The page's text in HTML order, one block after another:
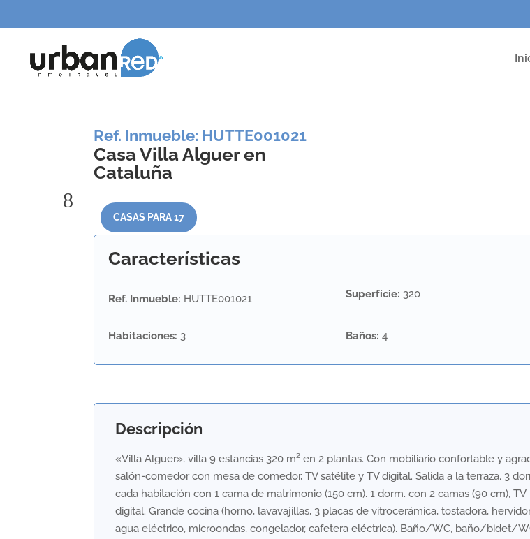
Ref. Inmueble: HUTTE001021
Casa Villa Alguer en
Cataluña
CASAS PARA 17
Características
Ref. Inmueble: HUTTE001021 Superfície: 320
Habitaciones: 3 Baños:4
Descripción
«Villa Alguer», villa 9 estancias 320 m² en 2 plantas. Con mobiliario confortable y
salón-comedor con mesa de comedor, TV satélite y TV digital. Salida a la terraza. 3
cada habitación con 1 cama de matrimonio (150 cm). 1 dorm. con 2 camas (90 cm), TV
digital. Grande cocina (horno, lavavajillas, 3 placas de vitrocerámica, tostadora,
agua eléctrico, microondas, congelador, cafetera eléctrica). Baño/WC, baño/bidet/